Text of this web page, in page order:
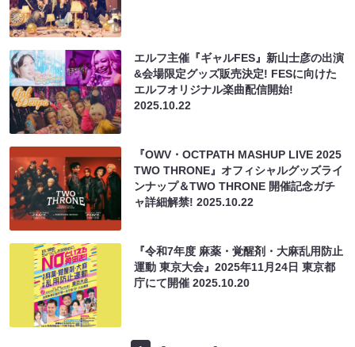
エルフ主催『ギャルFES』新山士彦の出演
&会場限定グッズ販売決定! FESに向けた
エルフオリジナル楽曲配信開始!
2025.10.22
『OWV・OCTPATH MASHUP LIVE 2025
TWO THRONE』オフィシャルグッズライ
ンナップ＆TWO THRONE 開催記念ガチ
ャ詳細解禁!2025.10.22
『令和7年度 麻薬・覚醒剤・大麻乱用防止
運動 東京大会』2025年11月24日 東京都
庁にて開催2025.10.20